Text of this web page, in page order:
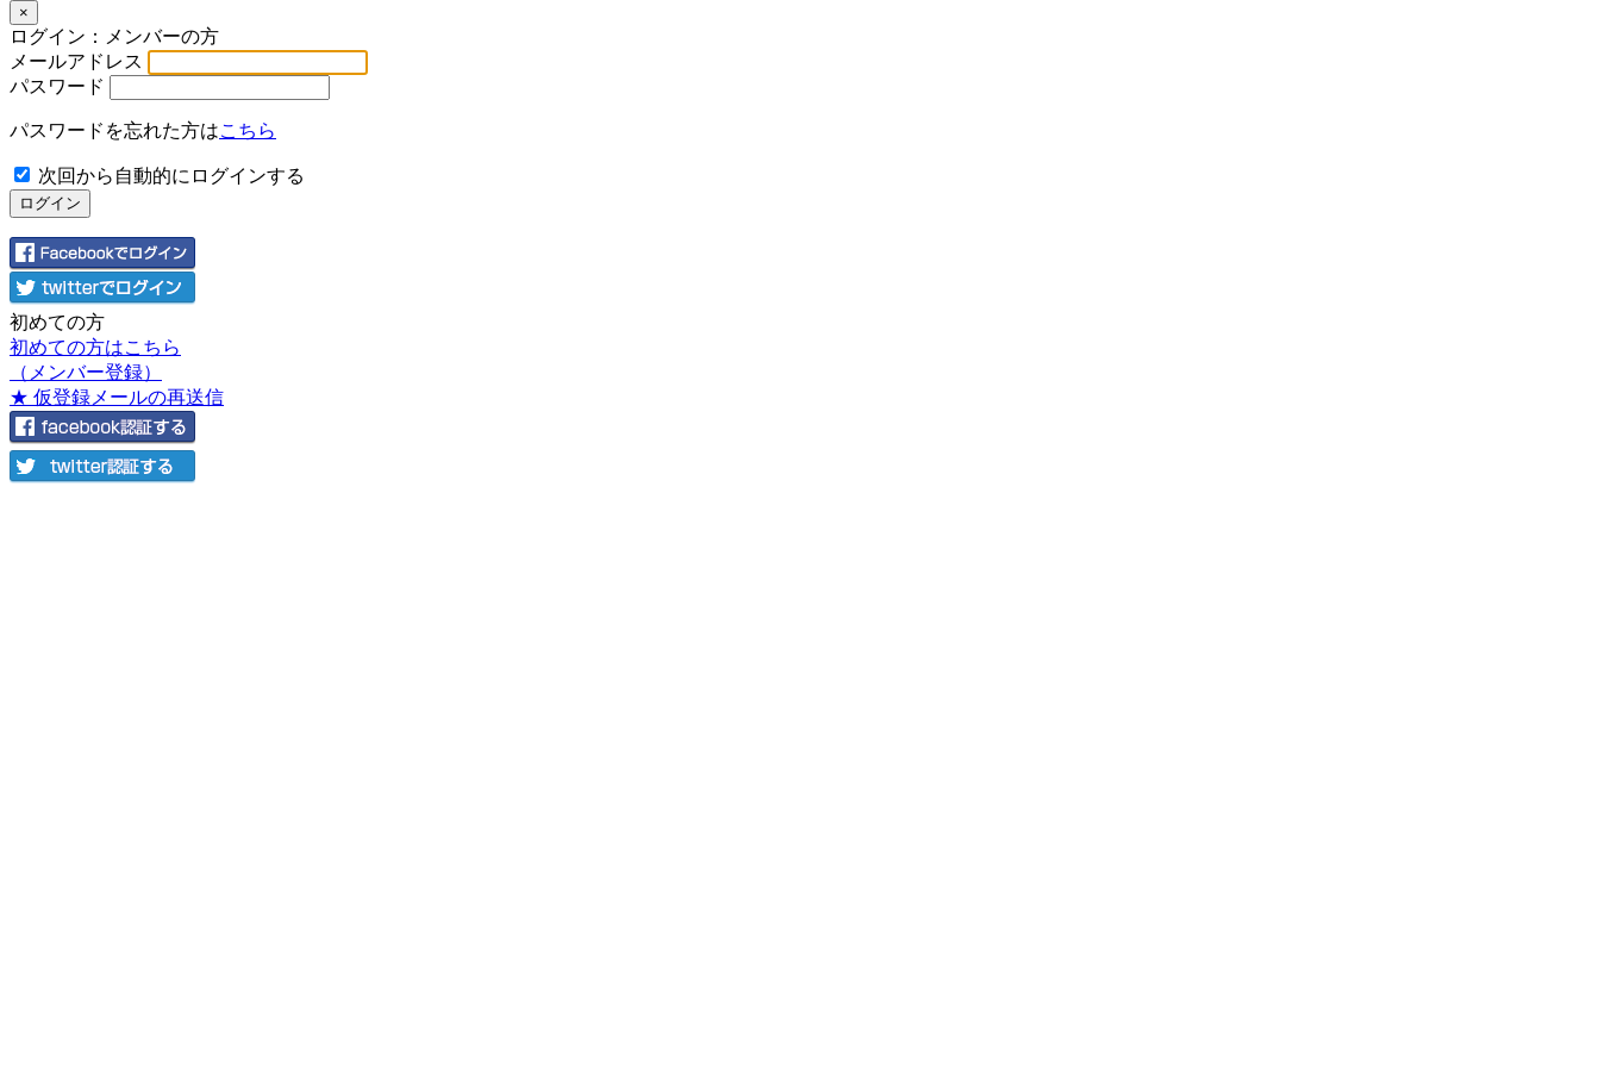
×
ログイン：メンバーの方
メールアドレス
パスワード
パスワードを忘れた方はこちら
次回から自動的にログインする
初めての方
初めての方はこちら
（メンバー登録）
★ 仮登録メールの再送信